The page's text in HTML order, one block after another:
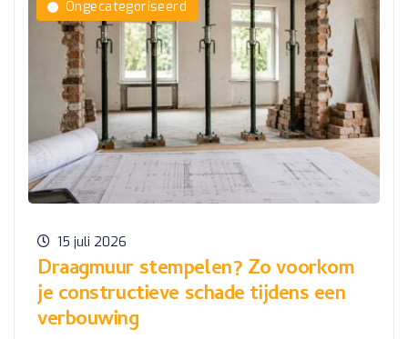
Ongecategoriseerd
15 juli 2026
Draagmuur stempelen? Zo voorkom
je constructieve schade tijdens een
verbouwing